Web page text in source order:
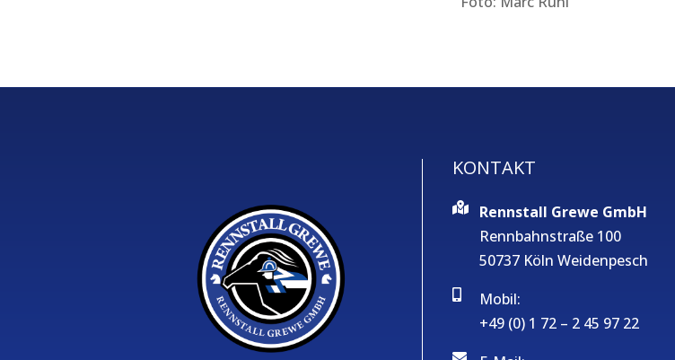
KONTAKT
Rennstall Grewe GmbH
Rennbahnstraße 100
50737 Köln Weidenpesch
Mobil:
+49 (0) 1 72 – 2 45 97 22